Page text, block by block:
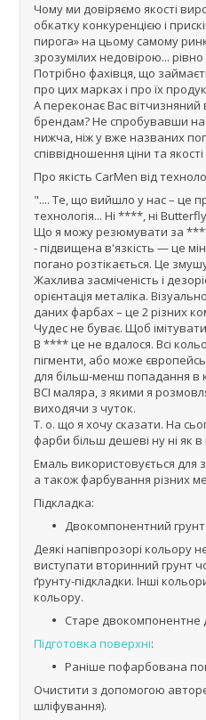
Чому ми довіряємо якості
обкатку конкуренцією і
пирога» на цьому самому
зрозумілих недовірою...
Потрібно фахівця, що
про цих марках і про їх
А переконає Вас вітчизняний
брендам? Не спробувавши на
нижча, ніж у вже названих
співвідношення ціни та
Про якість CarMen від
".... Те, що вийшло у нас – це
технологія... Ні ****, ні
Що я можу резюмувати за
- підвищена в'язкість — це
погано розтікається. Це
Жахлива засміченість і
орієнтація металіка.
даних фарбах – це 2 різних
Чудес не буває. Щоб
В **** це не вдалося. Всі
пігменти, або може
для більш-менш попадання в
ВСІ маляра, з якими я
виходячи з чуток.
Т. о. що я хочу сказати. На
фарби більш дешеві ну ні як
Емаль використовується для
а також фарбування різних
Підкладка:
Двокомпонентний
Деякі напівпрозорі кольору
виступати вторинний грунт
ґрунту-підкладки. Інші
кольору.
Старе двокомпонентне
Підготовка поверхні:
Раніше пофарбована
Очистити з допомогою
шліфування).